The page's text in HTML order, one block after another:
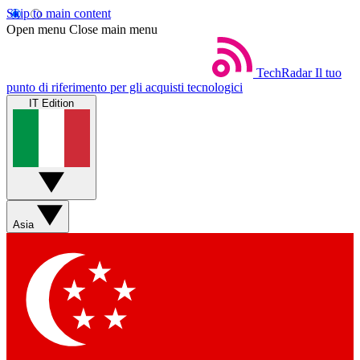
Skip to main content
Open menu Close main menu
TechRadar Il tuo
punto di riferimento per gli acquisti tecnologici
IT Edition
Asia